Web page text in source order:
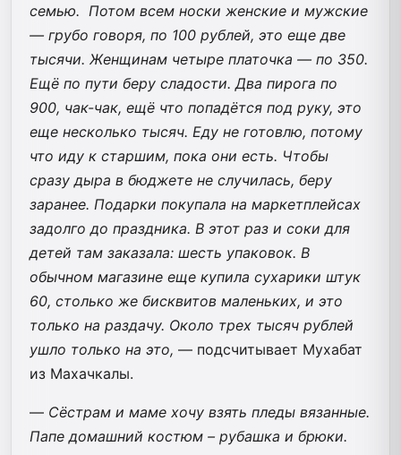
семью. Потом всем носки женские и мужские
— грубо говоря, по 100 рублей, это еще две
тысячи. Женщинам четыре платочка — по 350.
Ещё по пути беру сладости. Два пирога по
900, чак-чак, ещё что попадётся под руку, это
еще несколько тысяч. Еду не готовлю, потому
что иду к старшим, пока они есть. Чтобы
сразу дыра в бюджете не случилась, беру
заранее. Подарки покупала на маркетплейсах
задолго до праздника. В этот раз и соки для
детей там заказала: шесть упаковок. В
обычном магазине еще купила сухарики штук
60, столько же бисквитов маленьких, и это
только на раздачу. Около трех тысяч рублей
ушло только на это, — подсчитывает Мухабат
из Махачкалы.
— Сёстрам и маме хочу взять пледы вязанные.
Папе домашний костюм – рубашка и брюки.